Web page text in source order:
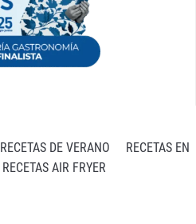
RECETAS DE VERANO
RECETAS EN
RECETAS AIR FRYER